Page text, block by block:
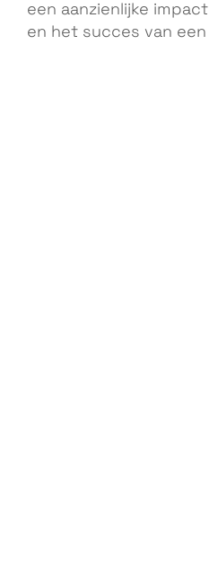
een aanzienlijke
en het succes van